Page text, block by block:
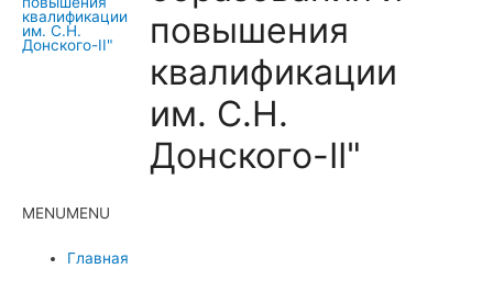
повышения
квалификации
им. С.Н.
Донского-II"
MENUMENU
Главная